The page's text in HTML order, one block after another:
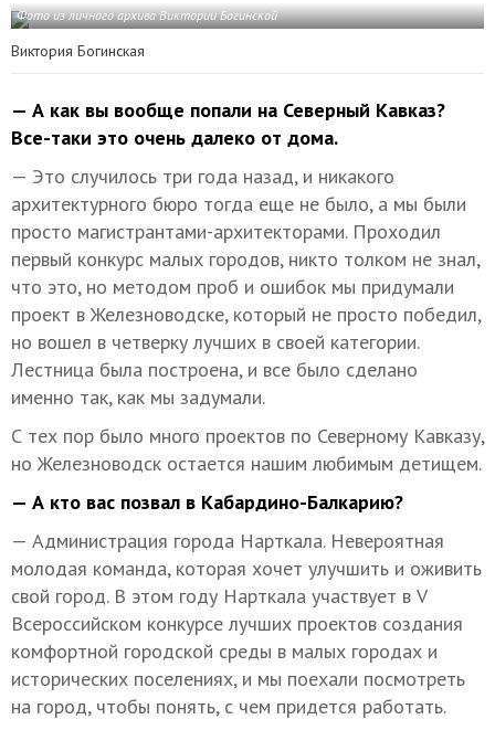
Фото из личного архива Виктории Богинской
Виктория Богинская
— А как вы вообще попали на Северный Кавказ?
Все-таки это очень далеко от дома.
— Это случилось три года назад, и никакого
архитектурного бюро тогда еще не было, а мы были
просто магистрантами-архитекторами. Проходил
первый конкурс малых городов, никто толком не знал,
что это, но методом проб и ошибок мы придумали
проект в Железноводске, который не просто победил,
но вошел в четверку лучших в своей категории.
Лестница была построена, и все было сделано
именно так, как мы задумали.
С тех пор было много проектов по Северному Кавказу,
но Железноводск остается нашим любимым детищем.
— А кто вас позвал в Кабардино-Балкарию?
— Администрация города Нарткала. Невероятная
молодая команда, которая хочет улучшить и оживить
свой город. В этом году Нарткала участвует в V
Всероссийском конкурсе лучших проектов создания
комфортной городской среды в малых городах и
исторических поселениях, и мы поехали посмотреть
на город, чтобы понять, с чем придется работать.